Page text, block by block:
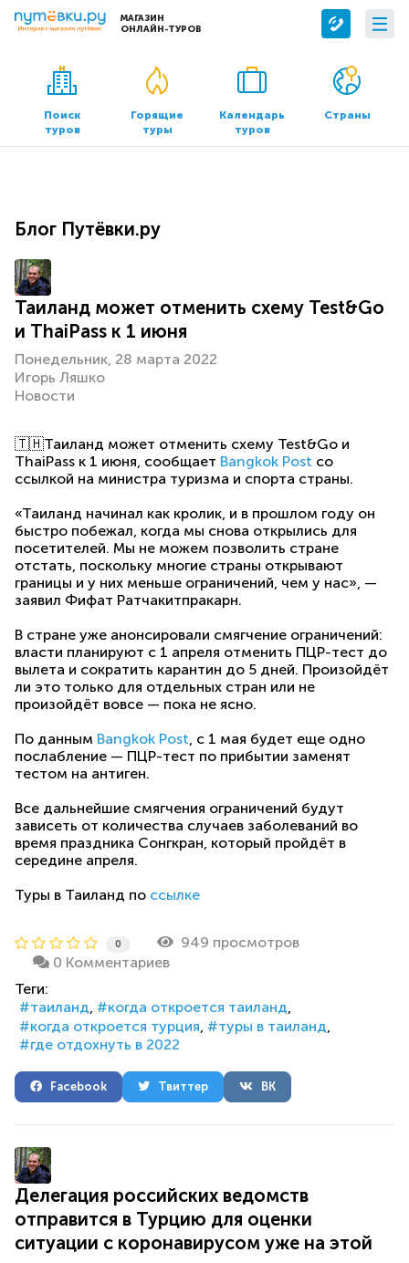
МАГАЗИН
ОНЛАЙН-ТУРОВ
Сервисы
Бронирование отелей
Трансфер
О компании
О нас
Контакты
Офисы продаж
Поиск
туров
Горящие
туры
Календарь
туров
Страны
Блог Путёвки.ру
Таиланд может отменить схему Test&Go
и ThaiPass к 1 июня
Понедельник, 28 марта 2022
Игорь Ляшко
Новости
🇹🇭Таиланд может отменить схему Test&Go и
ThaiPass к 1 июня, сообщает Bangkok Post со
ссылкой на министра туризма и спорта страны.
«Таиланд начинал как кролик, и в прошлом году он
быстро побежал, когда мы снова открылись для
посетителей. Мы не можем позволить стране
отстать, поскольку многие страны открывают
границы и у них меньше ограничений, чем у нас», —
заявил Фифат Ратчакитпракарн.
В стране уже анонсировали смягчение ограничений:
власти планируют с 1 апреля отменить ПЦР-тест до
вылета и сократить карантин до 5 дней. Произойдёт
ли это только для отдельных стран или не
произойдёт вовсе — пока не ясно.
По данным Bangkok Post, с 1 мая будет еще одно
послабление — ПЦР-тест по прибытии заменят
тестом на антиген.
Все дальнейшие смягчения ограничений будут
зависеть от количества случаев заболеваний во
время праздника Сонгкран, который пройдёт в
середине апреля.
Туры в Таиланд по ссылке
0
949 просмотров
0 Комментариев
Теги:
таиланд
когда откроется таиланд
когда откроется турция
туры в таиланд
где отдохнуть в 2022
Facebook Твиттер ВК
Делегация российских ведомств
отправится в Турцию для оценки
ситуации с коронавирусом уже на этой